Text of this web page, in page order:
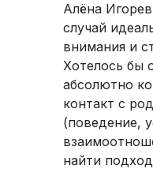
Алёна
случай
внимания и
Хотелось бы
абсолютно
контакт с
(поведение,
найти